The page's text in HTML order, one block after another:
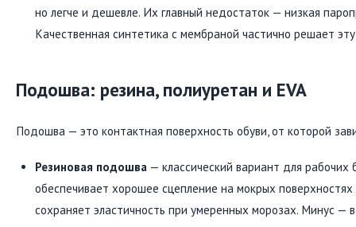
но легче и дешевле. Их главный недостаток — низкая
Качественная синтетика с мембраной частично решает
Подошва: резина, полиуретан и EVA
Подошва — это контактная поверхность обуви, от которой
Резиновая подошва — классический вариант для рабочих
обеспечивает хорошее сцепление на мокрых
сохраняет эластичность при умеренных морозах. Минус —